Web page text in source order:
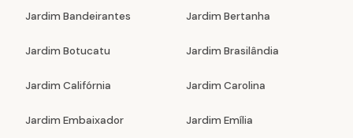
Jardim Bandeirantes Jardim Bertanha
Jardim Botucatu Jardim Brasilândia
Jardim Califórnia Jardim Carolina
Jardim Embaixador Jardim Emília